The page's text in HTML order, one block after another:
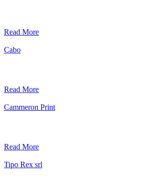
Read More
Cabo
Read More
Cammeron Print
Read More
Tipo Rex srl